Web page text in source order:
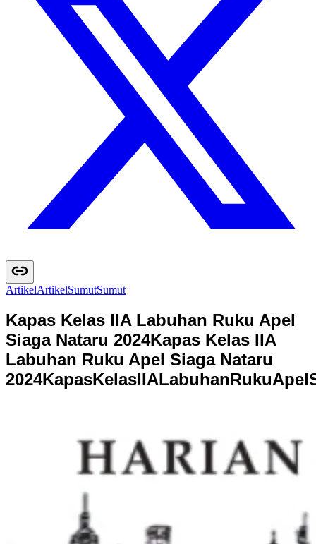
ArtikelArtikelSumutSumut
Kapas Kelas IIA Labuhan Ruku Apel
Siaga Nataru 2024Kapas Kelas IIA
Labuhan Ruku Apel Siaga Nataru
2024KapasKelasIIALabuhanRukuApel